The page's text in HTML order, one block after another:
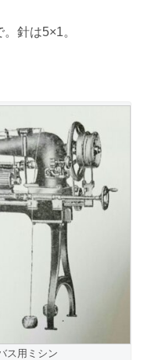
針は5×1。
ス用ミシン